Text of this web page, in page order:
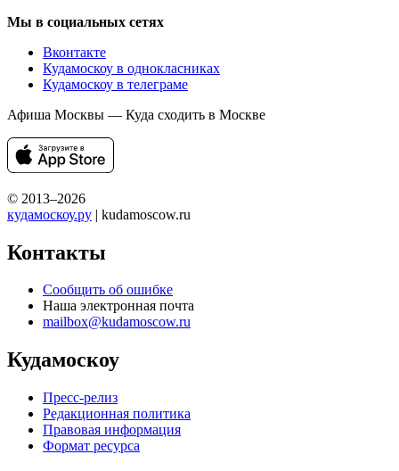
Мы в социальных сетях
Вконтакте
Кудамоскоу в однокласниках
Кудамоскоу в телеграме
Афиша Москвы — Куда сходить в Москве
© 2013–2026
кудамоскоу.ру | kudamoscow.ru
Контакты
Сообщить об ошибке
Наша электронная почта
mailbox@kudamoscow.ru
Кудамоскоу
Пресс-релиз
Редакционная политика
Правовая информация
Формат ресурса